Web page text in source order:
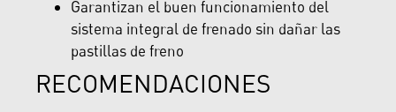
Garantizan el buen funcionamiento del
sistema integral de frenado sin dañar las
pastillas de freno
RECOMENDACIONES